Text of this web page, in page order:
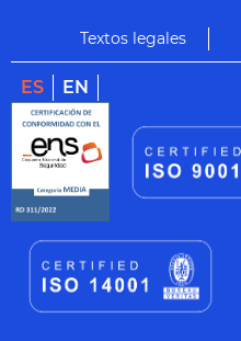
Textos legales
ES EN